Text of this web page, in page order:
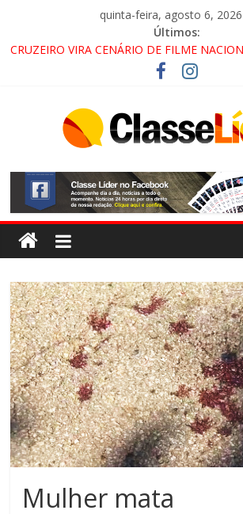
quinta-feira, agosto 6, 2026
Últimos:
CRUZEIRO VIRA CENÁRIO DE FILME
PROMOTOR DO GAECO
ACESSO À APARECIDA NA DUTRA SERÁ
ALTERNATIVAS
LORENA, PINDAMONHANGABA E
PELA FÁBRICA DA COCA-COLA!
Mulher mata